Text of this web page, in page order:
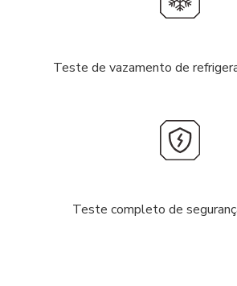
Teste de vazamento de
Teste completo de